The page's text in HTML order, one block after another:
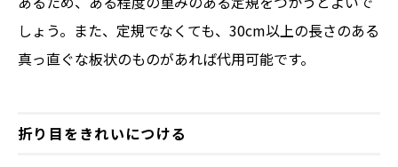
しょう。また、定規でなくても、30cm以上の長さのある
真っ直ぐな板状のものがあれば代用可能です。
折り目をきれいにつける